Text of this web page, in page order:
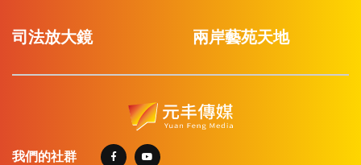
司法放大鏡 兩岸藝苑天地
我們的社群